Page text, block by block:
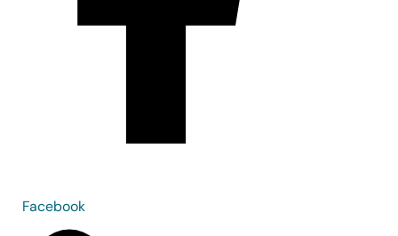
Facebook